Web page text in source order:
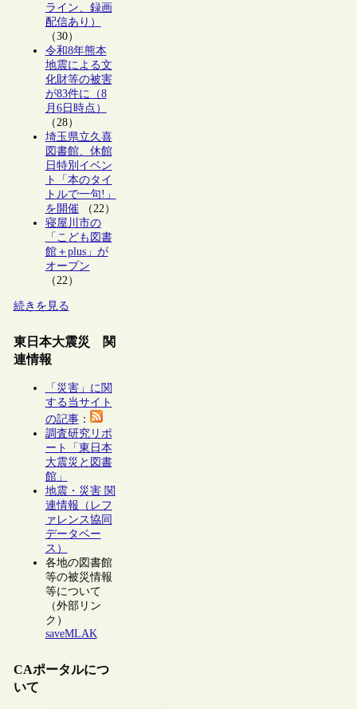
ライン、録画
配信あり）
（30）
令和8年熊本
地震による文
化財等の被害
が83件に（8
月6日時点）
（28）
埼玉県立久喜
図書館、休館
日特別イベン
ト「本のタイ
トルで一句!」
を開催（22）
寝屋川市の
「こども図書
館＋plus」が
オープン
（22）
続きを見る
東日本大震災 関
連情報
「災害」に関
する当サイト
の記事：
調査研究リポ
ート「東日本
大震災と図書
館」
地震・災害 関
連情報（レフ
ァレンス協同
データベー
ス）
各地の図書館
等の被災情報
等について
（外部リン
ク）
saveMLAK
CAポータルにつ
いて